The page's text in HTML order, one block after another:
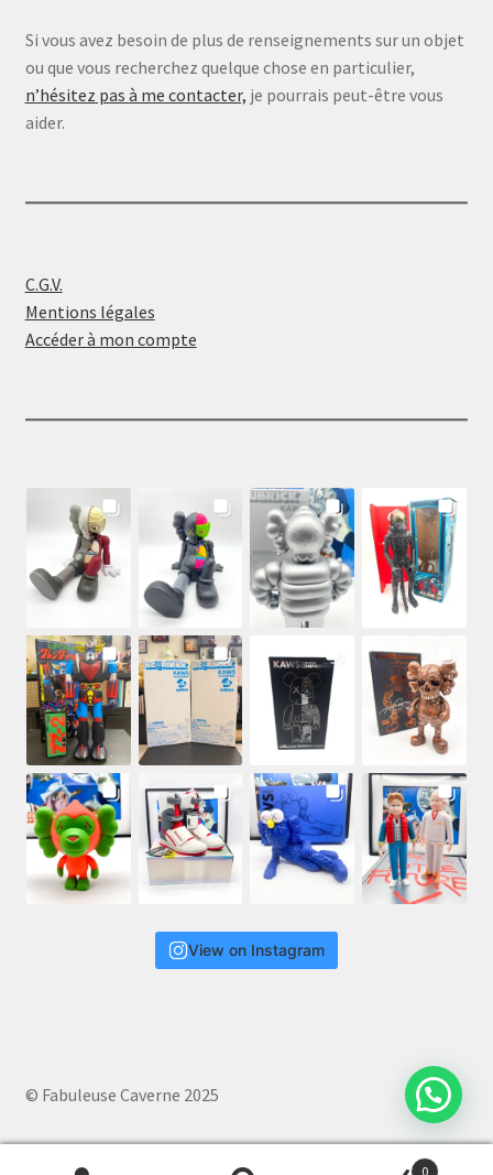
Si vous avez besoin de plus de renseignements sur un objet
ou que vous recherchez quelque chose en particulier,
n’hésitez pas à me contacter, je pourrais peut-être vous
aider.
C.G.V.
Mentions légales
Accéder à mon compte
View on Instagram
© Fabuleuse Caverne 2025
0